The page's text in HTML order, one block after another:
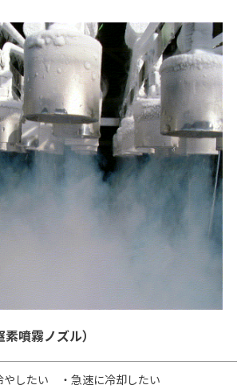
噴霧ノズル）
やしたい
・急速に冷却したい